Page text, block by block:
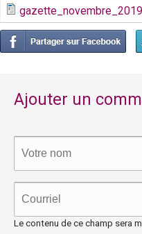
i
e
e
u
Ajouter un
Le contenu de ce champ sera